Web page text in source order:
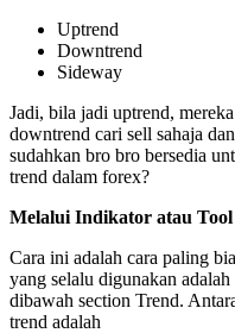
Uptrend
Downtrend
Sideway
Jadi, bila jadi uptrend,
downtrend cari sell sahaja
sudahkan bro bro bersedia
trend dalam forex?
Melalui Indikator atau Tool
Cara ini adalah cara paling
yang selalu digunakan
dibawah section Trend.
trend adalah